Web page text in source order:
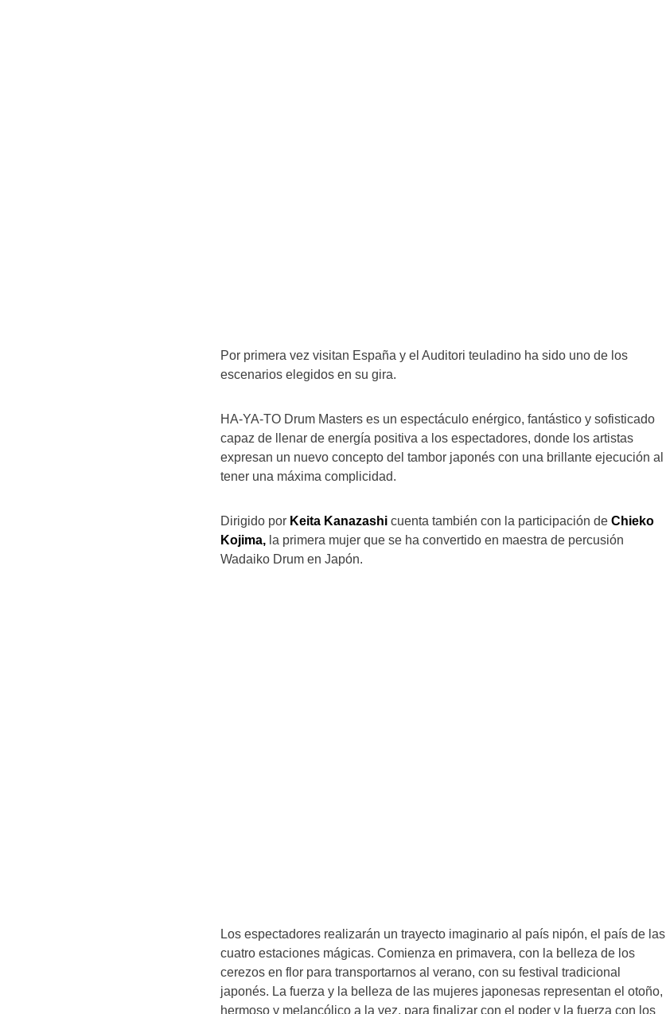
Por primera vez visitan España y el Auditori teuladino ha sido uno de los
escenarios elegidos en su gira.
HA-YA-TO Drum Masters es un espectáculo enérgico, fantástico y sofisticado
capaz de llenar de energía positiva a los espectadores, donde los artistas
expresan un nuevo concepto del tambor japonés con una brillante ejecución al
tener una máxima complicidad.
Dirigido por Keita Kanazashi cuenta también con la participación de Chieko
Kojima, la primera mujer que se ha convertido en maestra de percusión
Wadaiko Drum en Japón.
Los espectadores realizarán un trayecto imaginario al país nipón, el país de las
cuatro estaciones mágicas. Comienza en primavera, con la belleza de los
cerezos en flor para transportarnos al verano, con su festival tradicional
japonés. La fuerza y la belleza de las mujeres japonesas representan el otoño,
hermoso y melancólico a la vez, para finalizar con el poder y la fuerza con los